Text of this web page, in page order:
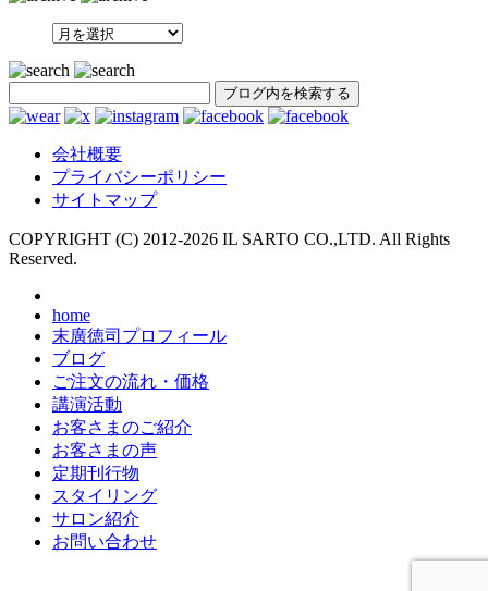
SEARCH
会社概要
プライバシーポリシー
サイトマップ
COPYRIGHT (C) 2012-2026 IL SARTO CO.,LTD. All Rights
Reserved.
home
末廣徳司プロフィール
ブログ
ご注文の流れ・価格
講演活動
お客さまのご紹介
お客さまの声
定期刊行物
スタイリング
サロン紹介
お問い合わせ